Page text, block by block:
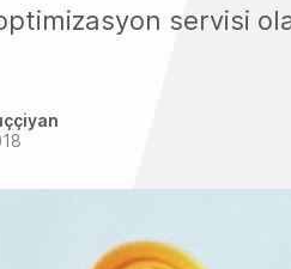
servisi